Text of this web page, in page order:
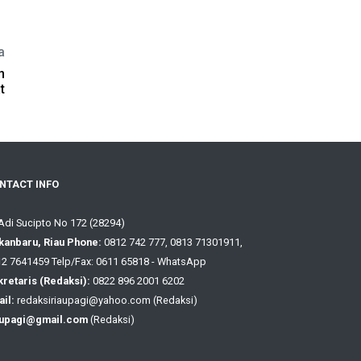
INFO
Sucipto No 172 (28294)
Riau Phone: 0812 742 777, 0813 71301911,
7641459 Telp/Fax: 0611 65818 - WhatsApp
(Redaksi): 0822 896 2001 6202
redaksiriaupagi@yahoo.com (Redaksi)
(Redaksi)